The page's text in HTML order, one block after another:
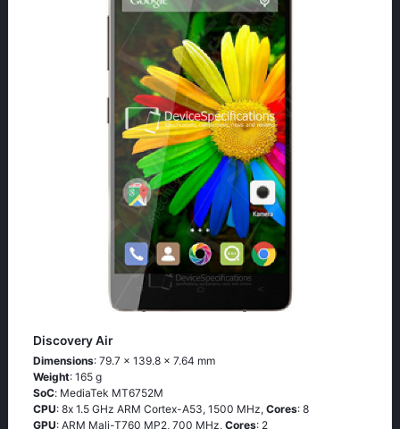
Discovery Air
Dimensions: 79.7 x 139.8 x 7.64 mm
Weight: 165 g
SoC: МеdiаТеk МТ6752М
CPU: 8х 1.5 GНz АRМ Соrtех-А53, 1500 MHz, Cores: 8
GPU: ARM Mali-T760 MP2, 700 MHz, Cores: 2